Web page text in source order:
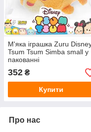
М'яка іграшка Zuru
Tsum Tsum Simba small у
пакованні
352 ₴
Купити
Про нас